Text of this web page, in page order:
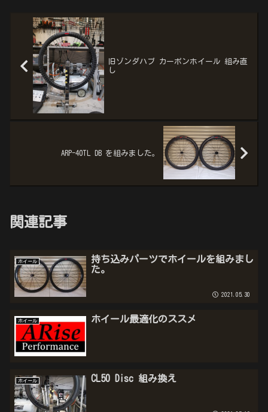
旧ゾンダハブ カーボンホイール 組み直
し
ARP-40TL DB を組みました。
関連記事
ホイール
持ち込みパーツでホイールを組みまし
た。
2021.05.30
ホイール ホイール最適化のススメ
ホイール CL50 Disc 組み換え